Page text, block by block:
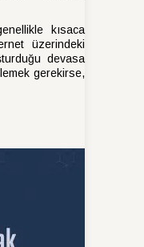
kısaca
üzerindeki
devasa
gerekirse,